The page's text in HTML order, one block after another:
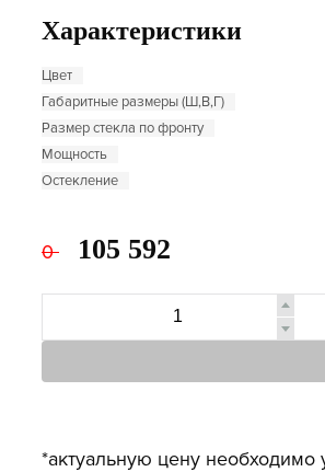
Характеристики
Цвет
Габаритные размеры (Ш,В,Г)
Размер стекла по фронту
Мощность
Остекление
0 105 592
*актуальную цену необходимо